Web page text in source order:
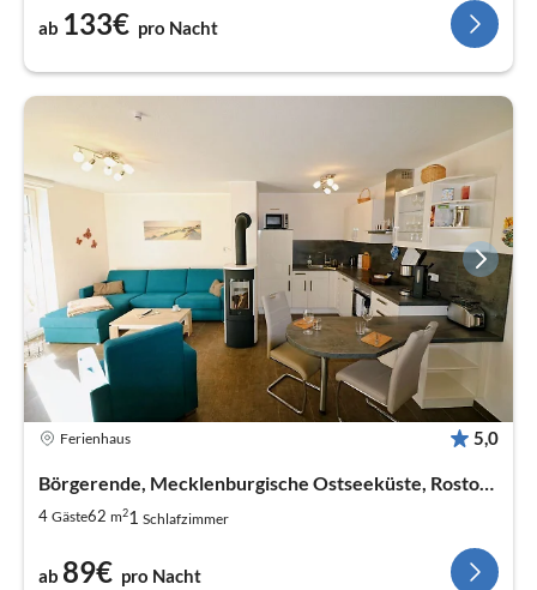
ab 133€ pro Nacht
Ferienhaus 5,0
4 Gäste62 m21 Schlafzimmer
ab 89€ pro Nacht